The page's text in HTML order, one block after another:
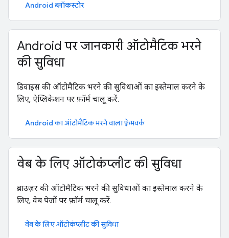
Android ब्लॉकस्टोर
Android पर जानकारी ऑटोमैटिक भरने
की सुविधा
डिवाइस की ऑटोमैटिक भरने की सुविधाओं का इस्तेमाल करने के
लिए, ऐप्लिकेशन पर फ़ॉर्म चालू करें.
Android का ऑटोमैटिक भरने वाला फ़्रेमवर्क
वेब के लिए ऑटोकंप्लीट की सुविधा
ब्राउज़र की ऑटोमैटिक भरने की सुविधाओं का इस्तेमाल करने के
लिए, वेब पेजों पर फ़ॉर्म चालू करें.
वेब के लिए ऑटोकंप्लीट की सुविधा